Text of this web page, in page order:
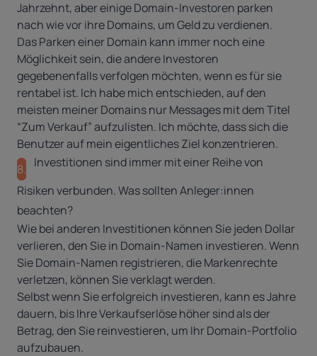
Jahrzehnt, aber einige Domain-Investoren parken
nach wie vor ihre Domains, um Geld zu verdienen.
Das Parken einer Domain kann immer noch eine
Möglichkeit sein, die andere Investoren
gegebenenfalls verfolgen möchten, wenn es für sie
rentabel ist. Ich habe mich entschieden, auf den
meisten meiner Domains nur Messages mit dem Titel
“Zum Verkauf” aufzulisten. Ich möchte, dass sich die
Benutzer auf mein eigentliches Ziel konzentrieren.
8. Investitionen sind immer mit einer Reihe von
Risiken verbunden. Was sollten Anleger:innen
beachten?
Wie bei anderen Investitionen können Sie jeden Dollar
verlieren, den Sie in Domain-Namen investieren. Wenn
Sie Domain-Namen registrieren, die Markenrechte
verletzen, können Sie verklagt werden.
Selbst wenn Sie erfolgreich investieren, kann es Jahre
dauern, bis Ihre Verkaufserlöse höher sind als der
Betrag, den Sie reinvestieren, um Ihr Domain-Portfolio
aufzubauen.